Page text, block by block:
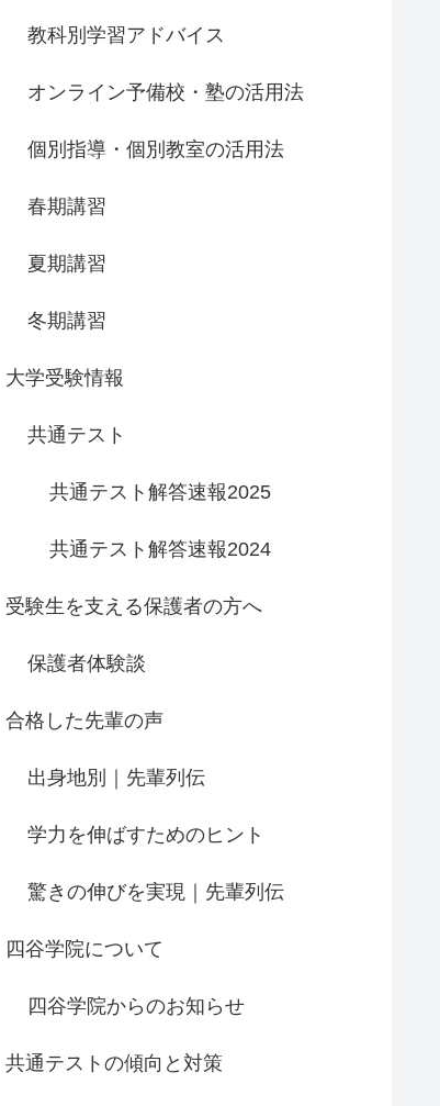
教科別学習アドバイス
オンライン予備校・塾の活用法
個別指導・個別教室の活用法
春期講習
夏期講習
冬期講習
大学受験情報
共通テスト
共通テスト解答速報2025
共通テスト解答速報2024
受験生を支える保護者の方へ
保護者体験談
合格した先輩の声
出身地別｜先輩列伝
学力を伸ばすためのヒント
驚きの伸びを実現｜先輩列伝
四谷学院について
四谷学院からのお知らせ
共通テストの傾向と対策